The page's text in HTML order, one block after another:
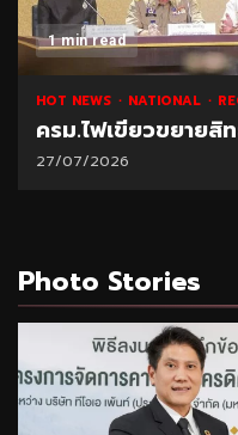
1 min read
HOT NEWS NATIONAL
ครม.ไฟเขียวขยาย
27/07/2026
Photo Stories